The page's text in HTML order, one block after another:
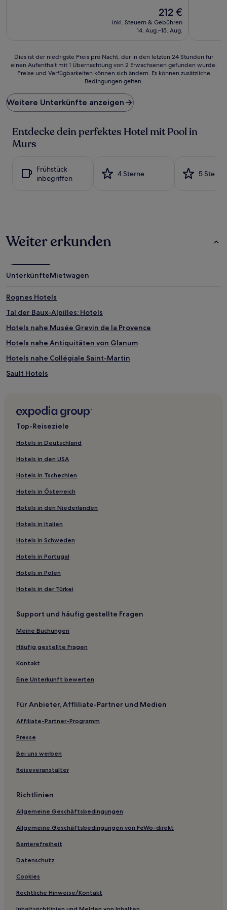
Der
Preis
beträgt
212 €
inkl. Steuern & Gebühren
14. Aug.–15. Aug.
Dies
ist
Preis
pro
Nacht,
den
letzten
einen
wurde.
Preise
Verfügbarkeiten
können
ändern.
Es
können
Bedingungen
gelten.
Dies ist der niedrigste Preis pro Nacht, der in den letzten 24 Stunden für
einen Aufenthalt mit 1 Übernachtung von 2 Erwachsenen gefunden wurde.
Preise und Verfügbarkeiten können sich ändern. Es können zusätzliche
Bedingungen gelten.
Weitere Unterkünfte anzeigen
Entdecke dein perfektes Hotel mit Pool in
Murs
Frühstück
inbegriffen
4 Sterne 5 Sterne
Weiter erkunden
UnterkünfteMietwagen
Rognes Hotels
Tal der Baux-Alpilles: Hotels
Hotels nahe Musée Grevin de la Provence
Hotels nahe Antiquitäten von Glanum
Hotels nahe Collégiale Saint-Martin
Sault Hotels
Vaison-La-Romaine Hotels
Saignon Hotels
Montfuron Hotels
Département Vaucluse: Hotels
Hotels nahe Xavier Vins
Pays des Sorgues und der Monts de Vaucluse: Hotels
Montjustin Hotels
Hotels nahe Bahnhof Lamanon
Castellet Hotels
Hotels nahe Schloss Vaudieu
Hotels nahe Antikes Theater von Orange
Carpentras Hotels
Pernes-Les-Fontaines Hotels
Gignac Hotels
Groß-Avignon: Hotels
Saint-Trinit Hotels
Cavaillon Hotels
Savoillan Hotels
Territorium Süd-Luberon: Hotels
Hotels nahe Les Grottes de Thouzon
Entraigues-Sur-La-Sorgue Hotels
Pays d'Apt-Luberon: Hotels
Hotels nahe Musée Angladon
Gigondas Hotels
Hotels nahe Lavendelmuseum
Avignon Hotels
Hotels nahe Kathedrale St-Siffrein
Orange Hotels
Top-Reiseziele
Hotels in Deutschland
Hotels in den USA
Hotels in Tschechien
Hotels in Österreich
Hotels in den Niederlanden
Hotels in Italien
Hotels in Schweden
Hotels in Portugal
Hotels in Polen
Hotels in der Türkei
Support und häufig gestellte Fragen
Meine Buchungen
Häufig gestellte Fragen
Kontakt
Eine Unterkunft bewerten
Für Anbieter, Affliliate-Partner und Medien
Affiliate-Partner-Programm
Presse
Bei uns werben
Reiseveranstalter
Richtlinien
Allgemeine Geschäftsbedingungen
Allgemeine Geschäftsbedingungen von FeWo-direkt
Barrierefreiheit
Datenschutz
Cookies
Rechtliche Hinweise/Kontakt